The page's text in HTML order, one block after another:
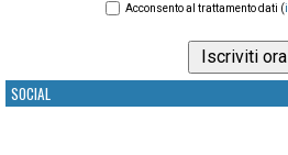
Acconsento al trattamento dati (
SOCIAL